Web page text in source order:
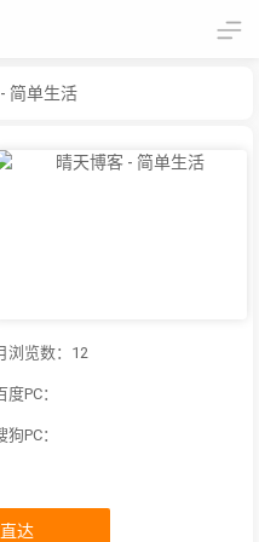
简单生活
浏览数：12
度PC：
狗PC：
达